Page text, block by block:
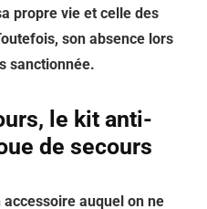
propre vie et celle des
son absence lors
sanctionnée.
le kit anti-
de secours
auquel on ne